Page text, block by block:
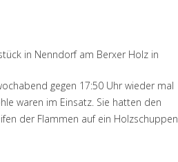
in Nenndorf am Berxer Holz in
gegen 17:50 Uhr wieder mal
waren im Einsatz. Sie hatten den
der Flammen auf ein Holzschuppen